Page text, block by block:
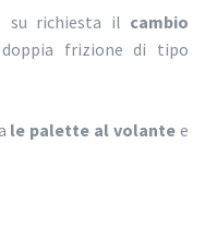
su richiesta il cambio
frizione di tipo
le palette al volante e